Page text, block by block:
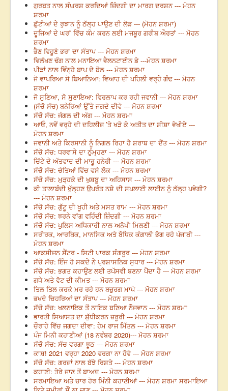
ਗੁਰਬਤ ਨਾਲ ਸੰਘਰਸ਼ ਕਰਦਿਆਂ ਜ਼ਿੰਦਗੀ ਦਾ ਮਾਰਗ ਦਰਸ਼ਨ --- ਮੋਹਨ
ਸ਼ਰਮਾ
ਛੁੱਟੀਆਂ ਦੇ ਰੁਝਾਨ ਨੂੰ ਠੱਲ੍ਹ ਪਾਉਣ ਦੀ ਲੋੜ --- (ਮੋਹਨ ਸ਼ਰਮਾ)
ਦੂਜਿਆਂ ਦੇ ਘਰਾਂ ਵਿੱਚ ਕੰਮ ਕਰਨ ਲਈ ਮਜਬੂਰ ਗਰੀਬ ਔਰਤਾਂ --- ਮੋਹਨ
ਸ਼ਰਮਾ
ਭੈਣ ਵਿਹੂਣੇ ਭਰਾ ਦਾ ਸੰਤਾਪ --- ਮੋਹਨ ਸ਼ਰਮਾ
ਵਿਲੱਖਣ ਢੰਗ ਨਾਲ ਮਨਾਇਆ ਵੈਲਨਟਾਈਨ ਡੇ ---ਮੋਹਨ ਸ਼ਰਮਾ
ਪੀੜਾਂ ਨਾਲ ਵਿੰਨ੍ਹੇ ਬਾਪ ਦੇ ਬੋਲ --- ਮੋਹਨ ਸ਼ਰਮਾ
ਜੋ ਵਾਪਰਿਆ ਸੋ ਬਿਆਨਿਆ: ਵਿਆਹ ਦੀ ਪਹਿਲੀ ਵਰ੍ਹੇ ਗੰਢ --- ਮੋਹਨ
ਸ਼ਰਮਾ
ਜੋ ਸੁਣਿਆ, ਸੋ ਸੁਣਾਇਆ: ਵਿਰਲਾਪ ਕਰ ਰਹੀ ਜਵਾਨੀ --- ਮੋਹਨ ਸ਼ਰਮਾ
(ਸੱਚੋ ਸੱਚ) ਬਨੇਰਿਆਂ ਉੱਤੇ ਜਗਦੇ ਦੀਵੇ --- ਮੋਹਨ ਸ਼ਰਮਾ
ਸੱਚੋ ਸੱਚ: ਜੰਗਲ ਦੀ ਅੱਗ --- ਮੋਹਨ ਸ਼ਰਮਾ
ਆਓ, ਨਵੇਂ ਵਰ੍ਹੇ ਦੀ ਦਹਿਲੀਜ਼ ’ਤੇ ਖੜੋ ਕੇ ਅਤੀਤ ਦਾ ਸ਼ੀਸ਼ਾ ਵੇਖੀਏ ---
ਮੋਹਨ ਸ਼ਰਮਾ
ਜਵਾਨੀ ਅਤੇ ਕਿਰਸਾਨੀ ਨੂੰ ਨਿਗਲ ਰਿਹਾ ਹੈ ਸ਼ਰਾਬ ਦਾ ਦੈਂਤ --- ਮੋਹਨ ਸ਼ਰਮਾ
ਸੱਚੋ ਸੱਚ: ਧਰਵਾਸੇ ਦਾ ਠੁੰਮ੍ਹਣਾ --- ਮੋਹਨ ਸ਼ਰਮਾ
ਚਿੱਟੇ ਦੇ ਅੱਤਵਾਦ ਦੀ ਮਾਰੂ ਹਨੇਰੀ --- ਮੋਹਨ ਸ਼ਰਮਾ
ਸੱਚੋ ਸੱਚ: ਚੇਤਿਆਂ ਵਿੱਚ ਵਸੇ ਲੋਕ --- ਮੋਹਨ ਸ਼ਰਮਾ
ਸੱਚੋ ਸੱਚ: ਮੁੜ੍ਹਕੇ ਦੀ ਖੁਸ਼ਬੂ ਦਾ ਅਹਿਸਾਸ --- ਮੋਹਨ ਸ਼ਰਮਾ
ਕੀ ਤਾਲਾਬੰਦੀ ਖੁੱਲ੍ਹਣ ਉਪਰੰਤ ਨਸ਼ੇ ਦੀ ਸਪਲਾਈ ਲਾਈਨ ਨੂੰ ਠੱਲ੍ਹ ਪਵੇਗੀ?
--- ਮੋਹਨ ਸ਼ਰਮਾ
ਸੱਚੋ ਸੱਚ: ਗੁੱਟੂ ਦੀ ਖੂਹੀ ਅਤੇ ਮਸਤ ਰਾਮ --- ਮੋਹਨ ਸ਼ਰਮਾ
ਸੱਚੋ ਸੱਚ: ਝਰਨੇ ਵਾਂਗ ਵਹਿੰਦੀ ਜ਼ਿੰਦਗੀ --- ਮੋਹਨ ਸ਼ਰਮਾ
ਸੱਚੋ ਸੱਚ: ਪੁਲਿਸ ਅਧਿਕਾਰੀ ਨਾਲ ਅਨੋਖੀ ਮਿਲਣੀ --- ਮੋਹਨ ਸ਼ਰਮਾ
ਸਰੀਰਕ, ਆਰਥਿਕ, ਮਾਨਸਿਕ ਅਤੇ ਬੌਧਿਕ ਕੰਗਾਲੀ ਭੋਗ ਰਹੇ ਪੰਜਾਬੀ ---
ਮੋਹਨ ਸ਼ਰਮਾ
ਆਕਸੀਜਨ ਸੈਂਟਰ - ਸਿਟੀ ਪਾਰਕ ਸੰਗਰੂਰ --- ਮੋਹਨ ਸ਼ਰਮਾ
ਸੱਚੋ ਸੱਚ: ਇੰਜ ਹੋ ਸਕਦੇ ਨੇ ਪ੍ਰਸ਼ਾਸਨਿਕ ਸੁਧਾਰ --- ਮੋਹਨ ਸ਼ਰਮਾ
ਸੱਚੋ ਸੱਚ: ਭਗਤ ਕਹਾਉਣ ਲਈ ਤਪੱਸਵੀ ਬਣਨਾ ਪੈਂਦਾ ਹੈ --- ਮੋਹਨ ਸ਼ਰਮਾ
ਗਧੇ ਅਤੇ ਵੋਟ ਦੀ ਕੀਮਤ --- ਮੋਹਨ ਸ਼ਰਮਾ
ਤਿਲ ਤਿਲ ਕਰਕੇ ਮਰ ਰਹੇ ਹਨ ਬਜ਼ੁਰਗ ਮਾਪੇ --- ਮੋਹਨ ਸ਼ਰਮਾ
ਭਖਦੇ ਚਿਹਰਿਆਂ ਦਾ ਸੰਤਾਪ --- ਮੋਹਨ ਸ਼ਰਮਾ
ਸੱਚੋ ਸੱਚ: ਖਲਨਾਇਕ ਤੋਂ ਨਾਇਕ ਬਣਿਆ ਨੌਜਵਾਨ --- ਮੋਹਨ ਸ਼ਰਮਾ
ਭਾਰਤੀ ਸਿਆਸਤ ਦਾ ਸ਼ੁੱਧੀਕਰਨ ਜ਼ਰੂਰੀ --- ਮੋਹਨ ਸ਼ਰਮਾ
ਚੌਰਾਹੇ ਵਿੱਚ ਜਗਦਾ ਦੀਵਾ: ਹੇਮ ਰਾਜ ਮਿੱਤਲ --- ਮੋਹਨ ਸ਼ਰਮਾ
ਪੰਜ ਮਿਨੀ ਕਹਾਣੀਆਂ (18 ਨਵੰਬਰ 2020)--- ਮੋਹਨ ਸ਼ਰਮਾ
ਸੱਚੋ ਸੱਚ: ਸੱਚ ਵਰਗਾ ਝੂਠ --- ਮੋਹਨ ਸ਼ਰਮਾ
ਕਾਸ਼! 2021 ਵਰ੍ਹਾ 2020 ਵਰਗਾ ਨਾ ਹੋਵੇ --- ਮੋਹਨ ਸ਼ਰਮਾ
ਸੱਚੋ ਸੱਚ: ਗਰਜ਼ਾਂ ਨਾਲ ਬੱਝੇ ਰਿਸ਼ਤੇ --- ਮੋਹਨ ਸ਼ਰਮਾ
ਕਹਾਣੀ: ਤੇਰੇ ਜਾਣ ਤੋਂ ਬਾਅਦ --- ਮੋਹਨ ਸ਼ਰਮਾ
ਸਰਮਾਇਆ ਅਤੇ ਚਾਰ ਹੋਰ ਮਿੰਨੀ ਕਹਾਣੀਆਂ --- ਮੋਹਨ ਸ਼ਰਮਾ ਸਰਮਾਇਆ